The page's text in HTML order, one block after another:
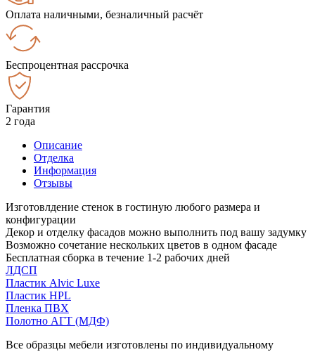
Оплата наличными, безналичный расчёт
Беспроцентная рассрочка
Гарантия
2 года
Описание
Отделка
Информация
Отзывы
Изготовлдение стенок в гостиную любого размера и
конфигурации
Декор и отделку фасадов можно выполнить под вашу задумку
Возможно сочетание нескольких цветов в одном фасаде
Бесплатная сборка в течение 1-2 рабочих дней
ЛДСП
Пластик Alvic Luxe
Пластик HPL
Пленка ПВХ
Полотно АГТ (МДФ)
Все образцы мебели изготовлены по индивидуальному